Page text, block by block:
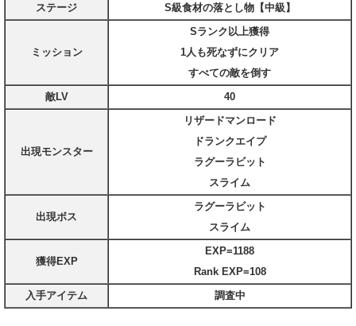
ステージ S級食材の落とし物【中級】
ミッション
Sランク以上獲得
1人も死なずにクリア
すべての敵を倒す
敵LV
40
出現モンスター
リザードマンロード
ドランクエイプ
ラグーラビット
スライム
出現ボス
ラグーラビット
スライム
獲得EXP
EXP=1188
Rank EXP=108
入手アイテム
調査中